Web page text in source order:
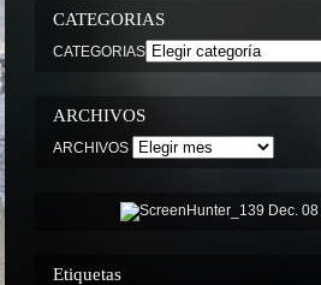
CATEGORIAS
CATEGORIAS
ARCHIVOS
ARCHIVOS
Etiquetas